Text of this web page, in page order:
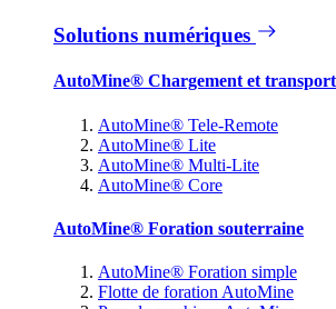
Solutions numériques
AutoMine® Chargement et
AutoMine® Tele-Remote
AutoMine® Lite
AutoMine® Multi-Lite
AutoMine® Core
AutoMine® Foration souterraine
AutoMine® Foration simple
Flotte de foration AutoMine